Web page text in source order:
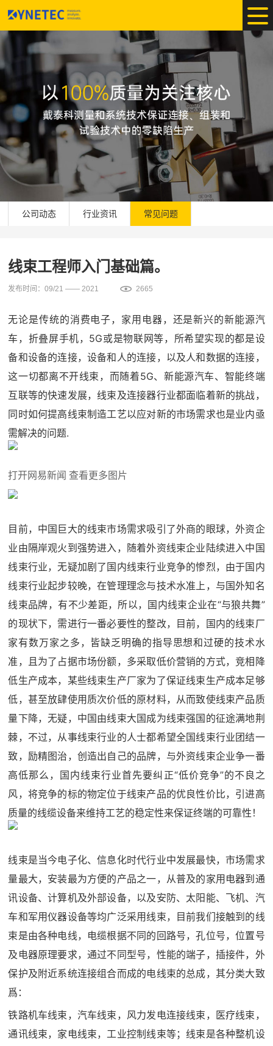
公司动态 行业资讯 常见问题
线束工程师入门基础篇。
发布时间：09/21 —— 2021 2665
无论是传统的消费电子，家用电器，还是新兴的新能源汽
车，折叠屏手机，5G或是物联网等，所希望实现的都是设
备和设备的连接，设备和人的连接，以及人和数据的连接，
这一切都离不开线束，而随着5G、新能源汽车、智能终端
互联等的快速发展，线束及连接器行业都面临着新的挑战，
同时如何提高线束制造工艺以应对新的市场需求也是业内亟
需解决的问题.
打开网易新闻 查看更多图片
目前，中国巨大的线束市场需求吸引了外商的眼球，外资企
业由隔岸观火到强势进入，随着外资线束企业陆续进入中国
线束行业，无疑加剧了国内线束行业竞争的惨烈，由于国内
线束行业起步较晚，在管理理念与技术水准上，与国外知名
线束品牌，有不少差距，所以，国内线束企业在“与狼共舞”
的现状下，需进行一番必要性的整改，目前，国内的线束厂
家有数万家之多，皆缺乏明确的指导思想和过硬的技术水
准，且为了占据市场份额，多采取低价营销的方式，竞相降
低生产成本，某些线束生产厂家为了保证线束生产成本足够
低，甚至放肆使用质次价低的原材料，从而致使线束产品质
量下降，无疑，中国由线束大国成为线束强国的征途满地荆
棘，不过，从事线束行业的人士都希望全国线束行业团结一
致，励精图治，创造出自己的品牌，与外资线束企业争一番
高低那么，国内线束行业首先要纠正“低价竞争”的不良之
风，将竞争的标的物定位于线束产品的优良性价比，引进高
质量的线缆设备来维持工艺的稳定性来保证终端的可靠性！
线束是当今电子化、信息化时代行业中发展最快，市场需求
量最大，安装最为方便的产品之一，从普及的家用电器到通
讯设备、计算机及外部设备，以及安防、太阳能、飞机、汽
车和军用仪器设备等均广泛采用线束，目前我们接触到的线
束是由各种电线，电缆根据不同的回路号，孔位号，位置号
及电器原理要求，通过不同型号，性能的端子，插接件，外
保护及附近系统连接组合而成的电线束的总成，其分类大致
爲：
铁路机车线束，汽车线束，风力发电连接线束，医疗线束，
通讯线束，家电线束，工业控制线束等；线束是各种整机设